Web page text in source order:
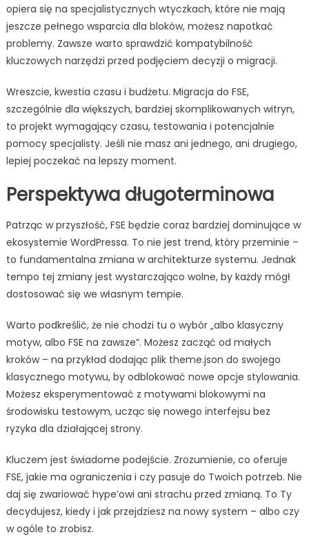
opiera się na specjalistycznych wtyczkach, które nie mają
jeszcze pełnego wsparcia dla bloków, możesz napotkać
problemy. Zawsze warto sprawdzić kompatybilność
kluczowych narzędzi przed podjęciem decyzji o migracji.
Wreszcie, kwestia czasu i budżetu. Migracja do FSE,
szczególnie dla większych, bardziej skomplikowanych witryn,
to projekt wymagający czasu, testowania i potencjalnie
pomocy specjalisty. Jeśli nie masz ani jednego, ani drugiego,
lepiej poczekać na lepszy moment.
Perspektywa długoterminowa
Patrząc w przyszłość, FSE będzie coraz bardziej dominujące w
ekosystemie WordPressa. To nie jest trend, który przeminie –
to fundamentalna zmiana w architekturze systemu. Jednak
tempo tej zmiany jest wystarczająco wolne, by każdy mógł
dostosować się we własnym tempie.
Warto podkreślić, że nie chodzi tu o wybór „albo klasyczny
motyw, albo FSE na zawsze”. Możesz zacząć od małych
kroków – na przykład dodając plik theme.json do swojego
klasycznego motywu, by odblokować nowe opcje stylowania.
Możesz eksperymentować z motywami blokowymi na
środowisku testowym, ucząc się nowego interfejsu bez
ryzyka dla działającej strony.
Kluczem jest świadome podejście. Zrozumienie, co oferuje
FSE, jakie ma ograniczenia i czy pasuje do Twoich potrzeb. Nie
daj się zwariować hype’owi ani strachu przed zmianą. To Ty
decydujesz, kiedy i jak przejdziesz na nowy system – albo czy
w ogóle to zrobisz.